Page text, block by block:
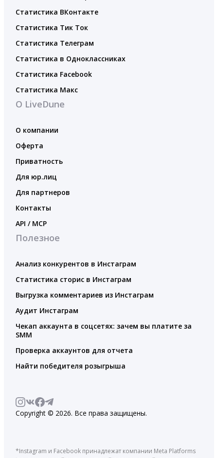
Статистика ВКонтакте
Статистика Тик Ток
Статистика Телеграм
Статистика в Одноклассниках
Статистика Facebook
Статистика Макс
О LiveDune
О компании
Оферта
Приватность
Для юр.лиц
Для партнеров
Контакты
API / MCP
Полезное
Анализ конкурентов в Инстаграм
Статистика сторис в Инстаграм
Выгрузка комментариев из Инстаграм
Аудит Инстаграм
Чекап аккаунта в соцсетях: зачем вы платите за
SMM
Проверка аккаунтов для отчета
Найти победителя розыгрыша
Copyright © 2026. Все права защищены.
*Instagram и Facebook принадлежат компании Meta Platforms